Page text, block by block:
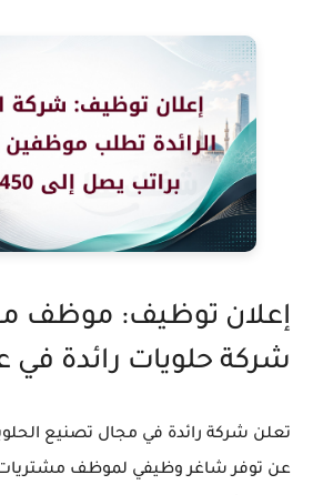
إعلان توظيف: موظف
شركة حلويات رائدة في
تعلن شركة رائدة في مجال تصنيع
عن توفر شاغر وظيفي لموظف